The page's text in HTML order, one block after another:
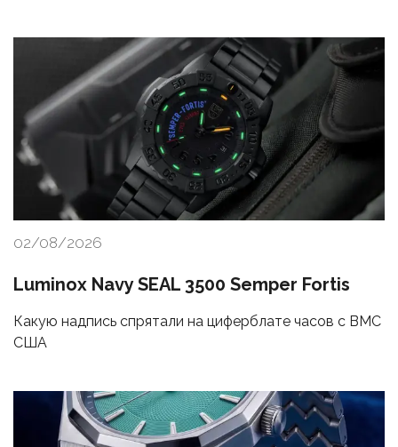
02/08/2026
Luminox Navy SEAL 3500 Semper Fortis
Какую надпись спрятали на циферблате часов с ВМС
США